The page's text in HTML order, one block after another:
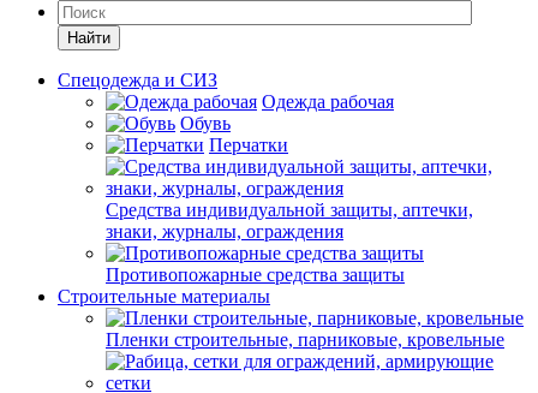
Найти
Спецодежда и СИЗ
Одежда рабочая
Обувь
Перчатки
Средства индивидуальной защиты, аптечки,
знаки, журналы, ограждения
Противопожарные средства защиты
Строительные материалы
Пленки строительные, парниковые, кровельные